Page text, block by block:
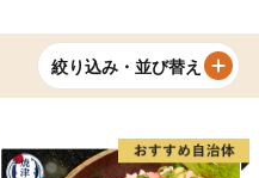
絞り込み・並び替え